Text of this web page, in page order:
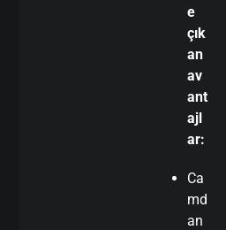
e
çık
an
av
ant
ajl
ar:
Ca
md
an